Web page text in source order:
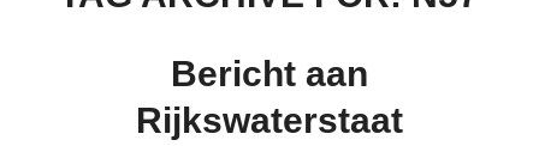
Bericht aan
Rijkswaterstaat